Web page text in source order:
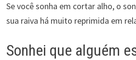
Se você sonha em cortar alho, o
sua raiva há muito reprimida em
Sonhei que alguém